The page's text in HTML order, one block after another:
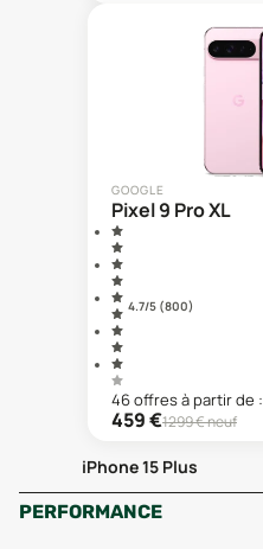
GOOGLE
Pixel 9 Pro XL
4.7/5 (800)
46offresà partir de :
459€1299€ neuf
iPhone 15 Plus
PERFORMANCE